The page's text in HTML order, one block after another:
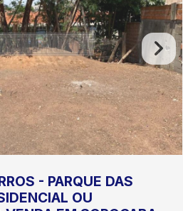
- PARQUE DAS
OU